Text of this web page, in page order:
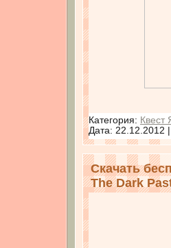
Категория: Квест
Дата: 22.12.2012
Скачать
The Dark